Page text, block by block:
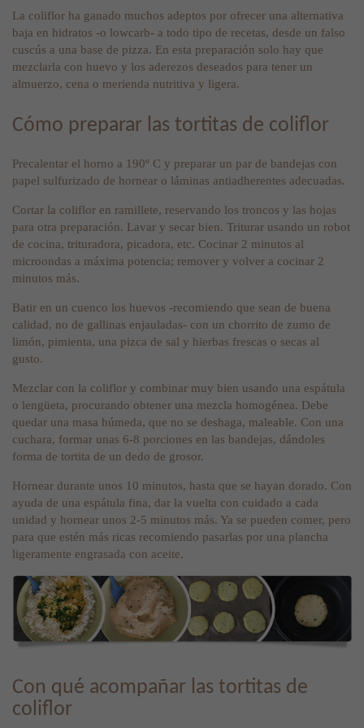
La coliflor ha ganado muchos adeptos por ofrecer una alternativa
baja en hidratos -o lowcarb- a todo tipo de recetas, desde un falso
cuscús a una base de pizza. En esta preparación solo hay que
mezclarla con huevo y los aderezos deseados para tener un
almuerzo, cena o merienda nutritiva y ligera.
Cómo preparar las tortitas de coliflor
Precalentar el horno a 190º C y preparar un par de bandejas con
papel sulfurizado de hornear o láminas antiadherentes adecuadas.
Cortar la coliflor en ramillete, reservando los troncos y las hojas
para otra preparación. Lavar y secar bien. Triturar usando un robot
de cocina, trituradora, picadora, etc. Cocinar 2 minutos al
microondas a máxima potencia; remover y volver a cocinar 2
minutos más.
Batir en un cuenco los huevos -recomiendo que sean de buena
calidad, no de gallinas enjauladas- con un chorrito de zumo de
limón, pimienta, una pizca de sal y hierbas frescas o secas al
gusto.
Mezclar con la coliflor y combinar muy bien usando una espátula
o lengüeta, procurando obtener una mezcla homogénea. Debe
quedar una masa húmeda, que no se deshaga, maleable. Con una
cuchara, formar unas 6-8 porciones en las bandejas, dándoles
forma de tortita de un dedo de grosor.
Hornear durante unos 10 minutos, hasta que se hayan dorado. Con
ayuda de una espátula fina, dar la vuelta con cuidado a cada
unidad y hornear unos 2-5 minutos más. Ya se pueden comer, pero
para que estén más ricas recomiendo pasarlas por una plancha
ligeramente engrasada con aceite.
Con qué acompañar las tortitas de
coliflor